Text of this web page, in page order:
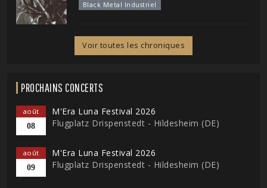
Black Metal Industriel
Voir toutes les chroniques
PROCHAINS CONCERTS
août
08
M'Era Luna Festival 2026
Flugplatz Drispenstedt - Hildesheim (DE)
août
09
M'Era Luna Festival 2026
Flugplatz Drispenstedt - Hildesheim (DE)